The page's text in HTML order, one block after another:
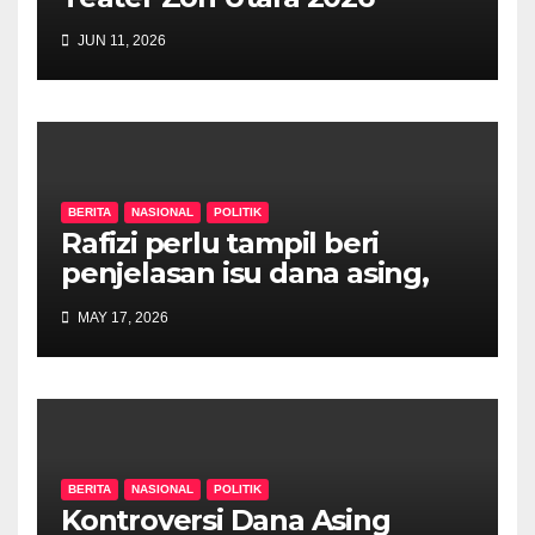
JUN 11, 2026
BERITA NASIONAL POLITIK
Rafizi perlu tampil beri
penjelasan isu dana asing,
khianat negara
MAY 17, 2026
BERITA NASIONAL POLITIK
Kontroversi Dana Asing